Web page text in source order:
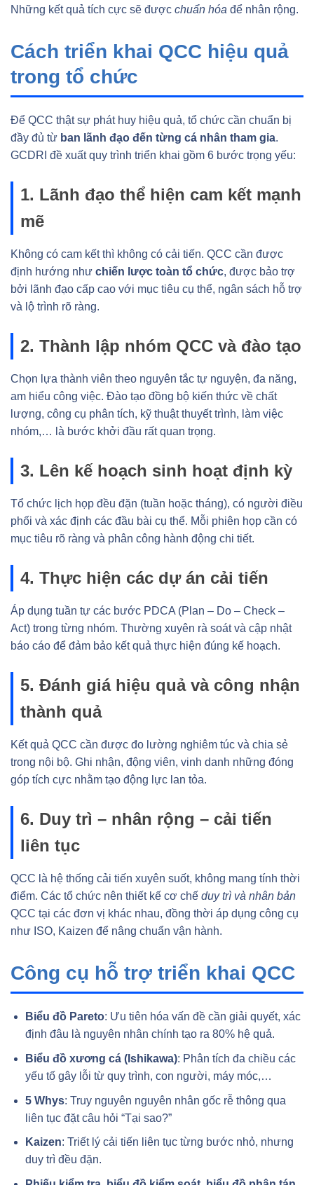
Những kết quả tích cực sẽ được chuẩn hóa để nhân rộng.
Cách triển khai QCC hiệu quả
trong tổ chức
Để QCC thật sự phát huy hiệu quả, tổ chức cần chuẩn bị
đầy đủ từ ban lãnh đạo đến từng cá nhân tham gia.
GCDRI đề xuất quy trình triển khai gồm 6 bước trọng yếu:
1. Lãnh đạo thể hiện cam kết mạnh
mẽ
Không có cam kết thì không có cải tiến. QCC cần được
định hướng như chiến lược toàn tổ chức, được bảo trợ
bởi lãnh đạo cấp cao với mục tiêu cụ thể, ngân sách hỗ trợ
và lộ trình rõ ràng.
2. Thành lập nhóm QCC và đào tạo
Chọn lựa thành viên theo nguyên tắc tự nguyện, đa năng,
am hiểu công việc. Đào tạo đồng bộ kiến thức về chất
lượng, công cụ phân tích, kỹ thuật thuyết trình, làm việc
nhóm,… là bước khởi đầu rất quan trọng.
3. Lên kế hoạch sinh hoạt định kỳ
Tổ chức lịch họp đều đặn (tuần hoặc tháng), có người điều
phối và xác định các đầu bài cụ thể. Mỗi phiên họp cần có
mục tiêu rõ ràng và phân công hành động chi tiết.
4. Thực hiện các dự án cải tiến
Áp dụng tuần tự các bước PDCA (Plan – Do – Check –
Act) trong từng nhóm. Thường xuyên rà soát và cập nhật
báo cáo để đảm bảo kết quả thực hiện đúng kế hoạch.
5. Đánh giá hiệu quả và công nhận
thành quả
Kết quả QCC cần được đo lường nghiêm túc và chia sẻ
trong nội bộ. Ghi nhận, động viên, vinh danh những đóng
góp tích cực nhằm tạo động lực lan tỏa.
6. Duy trì – nhân rộng – cải tiến
liên tục
QCC là hệ thống cải tiến xuyên suốt, không mang tính thời
điểm. Các tổ chức nên thiết kế cơ chế duy trì và nhân bản
QCC tại các đơn vị khác nhau, đồng thời áp dụng công cụ
như ISO, Kaizen để nâng chuẩn vận hành.
Công cụ hỗ trợ triển khai QCC
Biểu đồ Pareto: Ưu tiên hóa vấn đề cần giải quyết, xác
định đâu là nguyên nhân chính tạo ra 80% hệ quả.
Biểu đồ xương cá (Ishikawa): Phân tích đa chiều các
yếu tố gây lỗi từ quy trình, con người, máy móc,…
5 Whys: Truy nguyên nguyên nhân gốc rễ thông qua
liên tục đặt câu hỏi “Tại sao?”
Kaizen: Triết lý cải tiến liên tục từng bước nhỏ, nhưng
duy trì đều đặn.